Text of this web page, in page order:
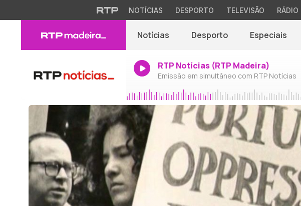
NOTÍCIAS DESPORTO TELEVISÃO RÁDIO
Notícias Desporto Especiais
RTP Notícias (RTP Madeira)
Emissão em simultâneo com RTP Notícias